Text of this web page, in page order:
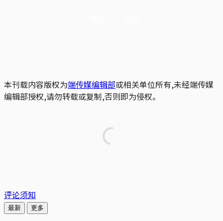
本刊载内容版权为端传媒编辑部或相关单位所有,未经端传媒
编辑部授权,请勿转载或复制,否则即为侵权。
评论须知
最新 更多